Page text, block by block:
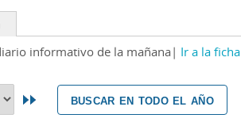
informativo de la mañana Ir a la ficha
buscar en todo el año